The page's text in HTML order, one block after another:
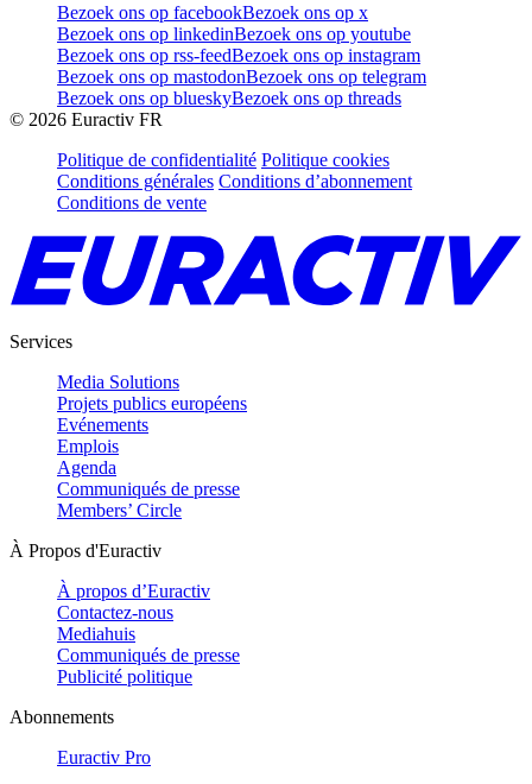
Bezoek ons op facebookBezoek ons op x
Bezoek ons op linkedinBezoek ons op youtube
Bezoek ons op rss-feedBezoek ons op instagram
Bezoek ons op mastodonBezoek ons op telegram
Bezoek ons op blueskyBezoek ons op threads
© 2026 Euractiv FR
Politique de confidentialité Politique cookies
Conditions générales Conditions d’abonnement
Conditions de vente
Services
Media Solutions
Projets publics européens
Evénements
Emplois
Agenda
Communiqués de presse
Members’ Circle
À Propos d'Euractiv
À propos d’Euractiv
Contactez-nous
Mediahuis
Communiqués de presse
Publicité politique
Abonnements
Euractiv Pro